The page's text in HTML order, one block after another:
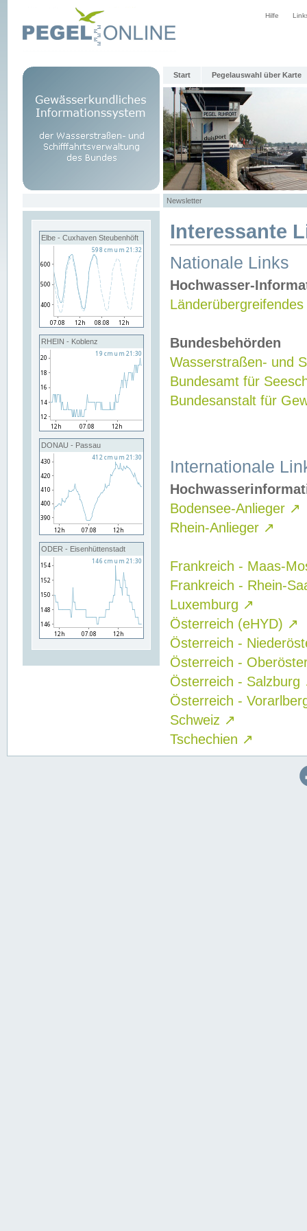
Hilfe
Start Pegelauswahl über Karte
Newsletter
Elbe - Cuxhaven Steubenhöft
RHEIN - Koblenz
DONAU - Passau
ODER - Eisenhüttenstadt
Interessante
Nationale Links
Hochwasser-
Bundesbehörden
Wasserstraßen- und
Bundesamt für
Bundesanstalt für
Internationale
Bodensee-Anlieger ↗
Rhein-Anlieger ↗
Frankreich - Maas-
Frankreich - Rhein-
Luxemburg ↗
Österreich (eHYD) ↗
Österreich -
Österreich -
Österreich - Salzburg
Österreich -
Schweiz ↗
Tschechien ↗